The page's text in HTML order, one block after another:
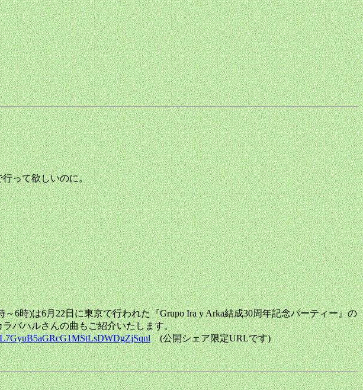
って欲しいのに。
6時)は6月22日に東京で行われた『Grupo Ira y Arka結成30周年記念パーティー』の
バハルさんの曲もご紹介いたします。
(公開シェア限定URLです)